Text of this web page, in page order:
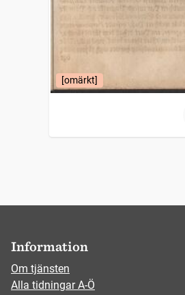
[omärkt]
Information
Om tjänsten
Alla tidningar A-Ö